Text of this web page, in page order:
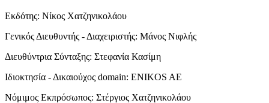
Εκδότης: Νίκος Χατζηνικολάου
Γενικός Διευθυντής - Διαχειριστής: Μάνος Νιφλής
Διευθύντρια Σύνταξης: Στεφανία Κασίμη
Ιδιοκτησία - Δικαιούχος domain: ENIKOS AE
Νόμιμος Εκπρόσωπος: Στέργιος Χατζηνικολάου